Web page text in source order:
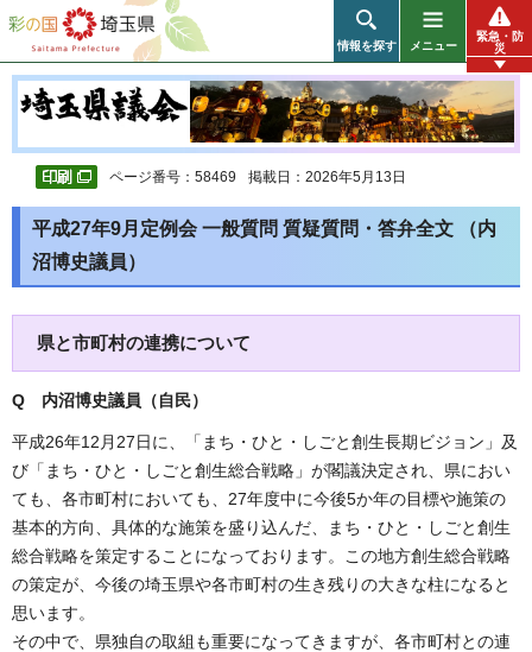
彩の国 埼玉県
情報を探す メニュー
緊急・防
災
ページ番号：58469 掲載日：2026年5月13日
平成27年9月定例会 一般質問 質疑質問・答弁全文 （内
沼博史議員）
県と市町村の連携について
Q 内沼博史議員（自民）
平成26年12月27日に、「まち・ひと・しごと創生長期ビジョン」及
び「まち・ひと・しごと創生総合戦略」が閣議決定され、県におい
ても、各市町村においても、27年度中に今後5か年の目標や施策の
基本的方向、具体的な施策を盛り込んだ、まち・ひと・しごと創生
総合戦略を策定することになっております。この地方創生総合戦略
の策定が、今後の埼玉県や各市町村の生き残りの大きな柱になると
思います。
その中で、県独自の取組も重要になってきますが、各市町村との連